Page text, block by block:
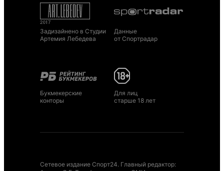
Задизайнено в Студии
Артемия Лебедева
Данные
от Спортрадар
Букмекерские
конторы
Для лиц
старше 18 лет
Сетевое издание Спорт24. Главный редактор: